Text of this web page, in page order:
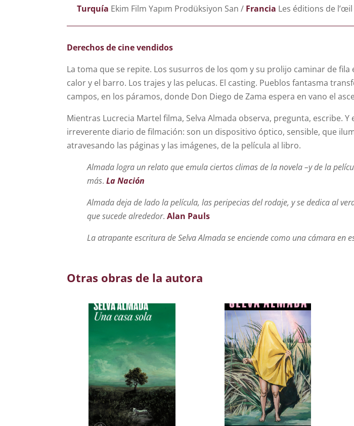
Turquía Ekim Film Yapım Prodüksiyon San / Francia Les éditions de l’œil
Derechos de cine vendidos
La toma que se repite. Los susurros de los qom y su prolijo caminar de
calor y el barro. Los trajes y las pelucas. El casting. Pueblos fantasma
campos, en los páramos, donde Don Diego de Zama espera en vano el
Mientras Lucrecia Martel filma, Selva Almada observa, pregunta,
irreverente diario de filmación: son un dispositivo óptico, sensible, que
atravesando las páginas y las imágenes, de la película al libro.
Almada logra un relato que emula ciertos climas de la novela –y de la
más. La Nación
Almada deja de lado la película, las peripecias del rodaje, y se dedica al
que sucede alrededor. Alan Pauls
La atrapante escritura de Selva Almada se enciende como una cámara en
Otras obras de la autora